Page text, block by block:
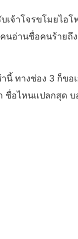
จ้าโจรขโมยไอ
นอ่านชื่อคนร้าย
านี้ ทางช่อง 3
ชื่อไหนแปลกสุด